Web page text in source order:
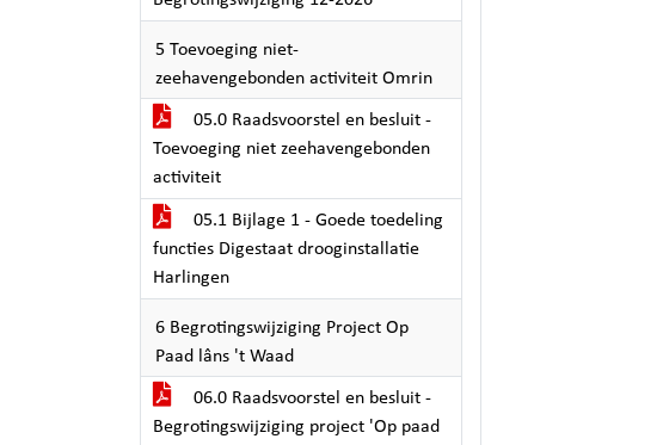
5 Toevoeging niet-
zeehavengebonden activiteit Omrin
05.0 Raadsvoorstel en besluit -
Toevoeging niet zeehavengebonden
activiteit
05.1 Bijlage 1 - Goede toedeling
functies Digestaat drooginstallatie
Harlingen
6 Begrotingswijziging Project Op
Paad lâns 't Waad
06.0 Raadsvoorstel en besluit -
Begrotingswijziging project 'Op paad